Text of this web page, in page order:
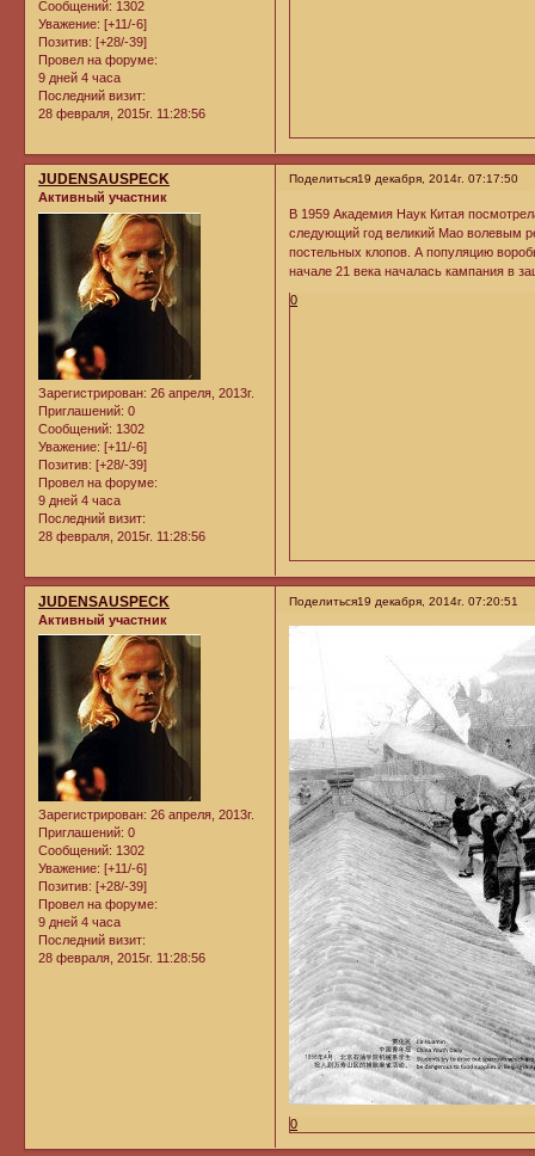
Сообщений: 1302
Уважение: [+11/-6]
Позитив: [+28/-39]
Провел на форуме:
9 дней 4 часа
Последний визит:
28 февраля, 2015г. 11:28:56
Поделиться19 декабря, 2014г. 07:17:50
JUDENSAUSPECK
Активный участник
Зарегистрирован: 26 апреля, 2013г.
Приглашений: 0
Сообщений: 1302
Уважение: [+11/-6]
Позитив: [+28/-39]
Провел на форуме:
9 дней 4 часа
Последний визит:
28 февраля, 2015г. 11:28:56
В 1959 Академия Наук Китая
следующий год великий Мао волевым
постельных клопов. А популяцию
начале 21 века началась кампания в
0
Поделиться19 декабря, 2014г. 07:20:51
JUDENSAUSPECK
Активный участник
Зарегистрирован: 26 апреля, 2013г.
Приглашений: 0
Сообщений: 1302
Уважение: [+11/-6]
Позитив: [+28/-39]
Провел на форуме:
9 дней 4 часа
Последний визит:
28 февраля, 2015г. 11:28:56
0